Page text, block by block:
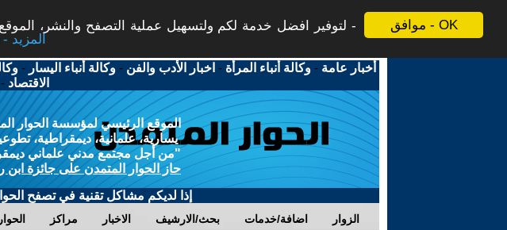
موافق - OK
لتوفير افضل خدمة لكم ولتسهيل عملية التصفح والنشر،
More info - المزيد
أخبار عامة -وكالة أنباء المرأة - اخبار الأدب والفن -وكالة أنباء اليسار -
الاقتصاد -
الموقع الرئيسي لمؤسسة الحوار
يسارية، علمانية، ديمقراطية،
"من أجل مجتمع مدني علماني
حاز الحوار المتمدن على جائزة ابن
إذا لديكم مشاكل تقنية في تصفح
مراكز الاخبار بحث/الارشيف اضافة/خدمات الزوار